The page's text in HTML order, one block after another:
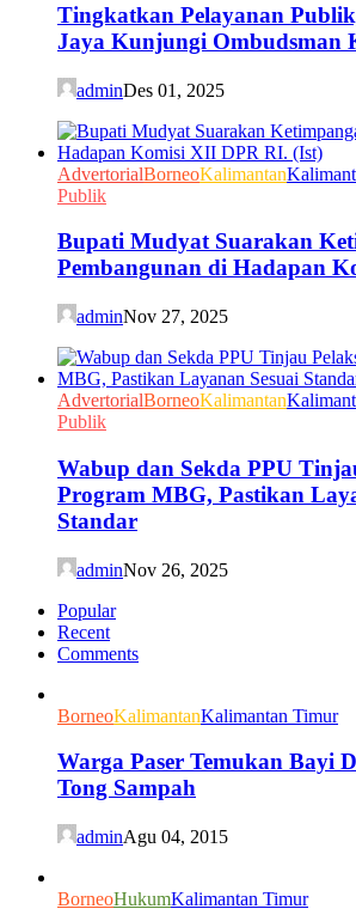
Tingkatkan Pelayanan
Jaya Kunjungi Ombudsman
adminDes 01, 2025
AdvertorialBorneoKalimantan
Publik
Bupati Mudyat Suarakan
Pembangunan di Hadapan
adminNov 27, 2025
AdvertorialBorneoKalimantan
Publik
Wabup dan Sekda PPU
Program MBG, Pastikan
Standar
adminNov 26, 2025
Popular
Recent
Comments
BorneoKalimantanKalimantan Timur
Warga Paser Temukan Bayi
Tong Sampah
adminAgu 04, 2015
BorneoHukumKalimantan Timur